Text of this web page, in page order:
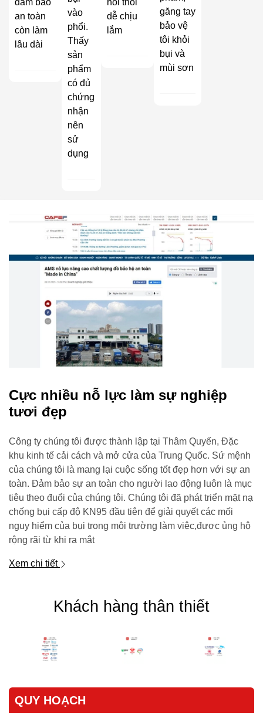
an toàn
còn làm
lâu dài
vào
phổi.
Thấy
sản
phẩm
có đủ
chứng
nhận
nên
sử
dụng
dễ chịu
lắm
găng tay
bảo vệ
tôi khỏi
bụi và
mùi sơn
Cực nhiều nỗ lực làm sự nghiệp
tươi đẹp
Công ty chúng tôi được thành lập tại Thâm Quyến, Đặc
khu kinh tế cải cách và mở cửa của Trung Quốc. Sứ mệnh
của chúng tôi là mang lại cuộc sống tốt đẹp hơn với sự an
toàn. Đảm bảo sự an toàn cho người lao động luôn là mục
tiêu theo đuổi của chúng tôi. Chúng tôi đã phát triển mặt nạ
chống bụi cấp độ KN95 đầu tiên để giải quyết các mối
nguy hiểm của bụi trong môi trường làm việc,được ủng hộ
rộng rãi từ khi ra mắt
Xem chi tiết
Khách hàng thân thiết
QUY HOẠCH